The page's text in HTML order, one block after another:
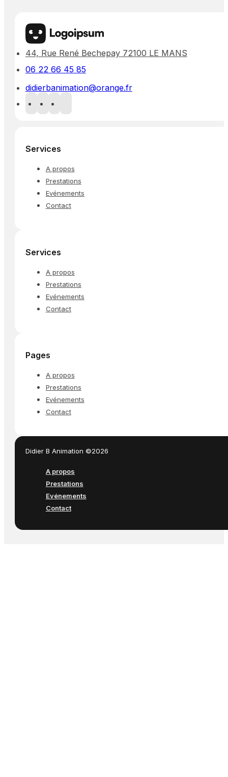
44, Rue René Bechepay 72100 LE MANS
06 22 66 45 85
didierbanimation@orange.fr
Services
A propos
Prestations
Evénements
Contact
Services
A propos
Prestations
Evénements
Contact
Pages
A propos
Prestations
Evénements
Contact
Didier B Animation ©2026
A propos
Prestations
Evénements
Contact